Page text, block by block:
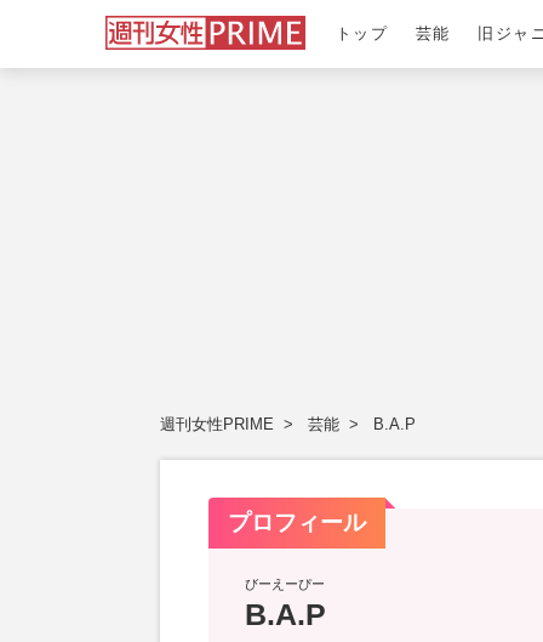
トップ 芸能 旧ジャ
週刊女性PRIME 芸能 B.A.P
プロフィール
びーえーぴー
B.A.P